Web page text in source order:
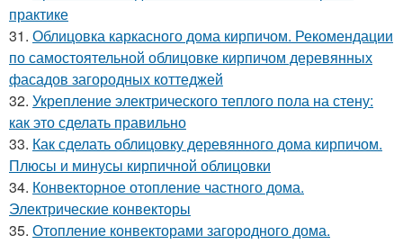
практике
31. Облицовка каркасного дома кирпичом. Рекомендации
по самостоятельной облицовке кирпичом деревянных
фасадов загородных коттеджей
32. Укрепление электрического теплого пола на стену:
как это сделать правильно
33. Как сделать облицовку деревянного дома кирпичом.
Плюсы и минусы кирпичной облицовки
34. Конвекторное отопление частного дома.
Электрические конвекторы
35. Отопление конвекторами загородного дома.